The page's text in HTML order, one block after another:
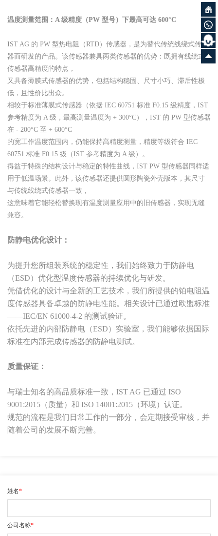
温度测量范围：A 级精度（PW 型号）下最高可达 600°C
IST AG 的 PW 型热电阻（RTD）传感器，是为替代传统线绕式传感
器而研发的产品。该传感器兼具两类传感器的优势：既拥有线绕式
传感器高精度的特点，
又具备薄膜式传感器的优势，包括结构稳固、尺寸小巧、滞后性极
低，且性价比出众。
相较于标准薄膜式传感器（依据 IEC 60751 标准 F0.15 级精度，IST
参考精度为 A 级，最高测量温度为 + 300°C），IST 的 PW 型传感器
在 - 200°C 至 + 600°C
的宽工作温度范围内，仍能保持高精度测量，精度等级符合 IEC
60751 标准 F0.15 级（IST 参考精度为 A 级）。
得益于特殊的结构设计与稳定的特性曲线，IST PW 型传感器同样适
用于低温场景。此外，该传感器还提供圆形陶瓷外壳版本，其尺寸
与传统线绕式传感器一致，
这意味着它能轻松替换现有温度测量应用中的旧传感器，实现无缝
兼容。
防静电优化设计：
为提升您所组装系统的稳定性，我们始终致力于防静电
（ESD）优化型温度传感器的持续优化与研发。
凭借优化的设计与全新的工艺技术，我们所提供的铂电阻温
度传感器具备卓越的防静电性能。相关设计已通过欧盟标准
——IEC/EN 61000-4-2 的测试验证。
依托先进的内部防静电（ESD）实验室，我们能够依据国际
标准在内部完成传感器的防静电测试。
质量保证：
与瑞士知名的高品质标准一致，IST AG 已通过 ISO
9001:2015（质量）和 ISO 14001:2015（环境）认证。
规范的流程是我们日常工作的一部分，会定期接受审核，并
随着公司的发展不断完善。
姓名*
公司名称*